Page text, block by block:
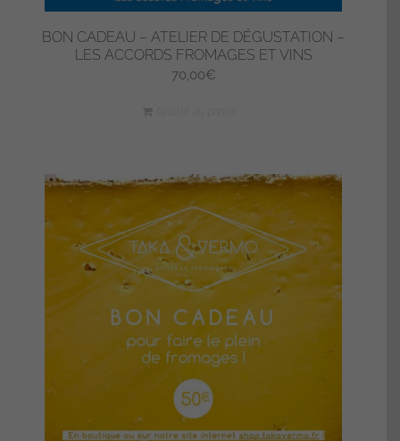
BON CADEAU – ATELIER DE DÉGUSTATION –
LES ACCORDS FROMAGES ET VINS
70,00€